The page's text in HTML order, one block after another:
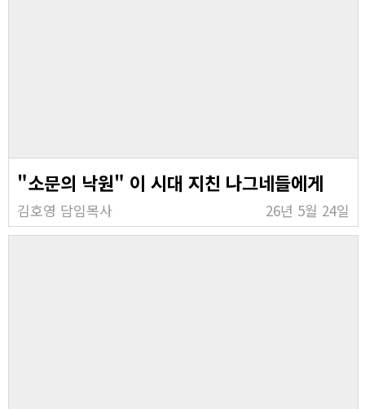
"소문의 낙원" 이 시대 지친 나그네들에게
김호영 담임목사 26년 5월 24일